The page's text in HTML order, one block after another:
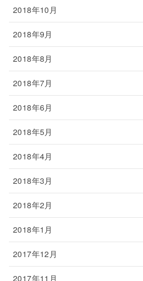
2018年10月
2018年9月
2018年8月
2018年7月
2018年6月
2018年5月
2018年4月
2018年3月
2018年2月
2018年1月
2017年12月
2017年11月